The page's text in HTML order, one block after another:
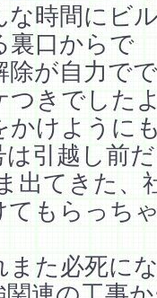
な時間にビ
裏口からで
除が自力で
つきでしたよ
かけように
は引越し前
出てきた、
てもらっち
また必死に